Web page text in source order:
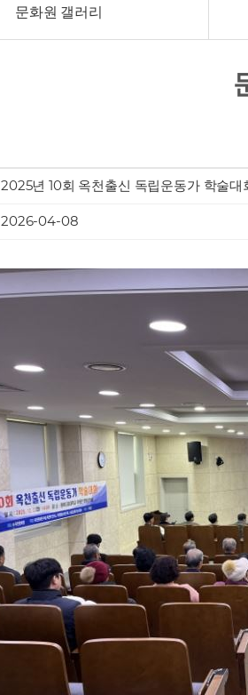
문화원 갤러리
2025년 10회 옥천출신 독립운동가 학술대
2026-04-08